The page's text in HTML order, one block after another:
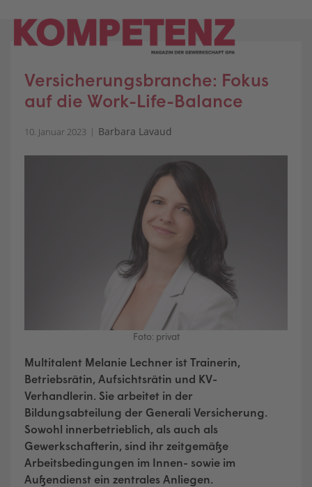
content
Versicherungsbranche: Fokus
auf die Work-Life-Balance
10. Januar 2023 Barbara Lavaud
Foto: privat
Multitalent Melanie Lechner ist Trainerin,
Betriebsrätin, Aufsichtsrätin und KV-
Verhandlerin. Sie arbeitet in der
Bildungsabteilung der Generali Versicherung.
Sowohl innerbetrieblich, als auch als
Gewerkschafterin, sind ihr zeitgemäße
Arbeitsbedingungen im Innen- sowie im
Außendienst ein zentrales Anliegen.